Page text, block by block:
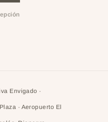
Envigado ·
· Aeropuerto El